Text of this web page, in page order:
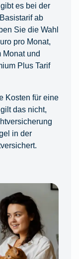
es bei der
ab
Sie die Wahl
pro Monat,
Monat und
Plus Tarif
Kosten für eine
das nicht,
in der